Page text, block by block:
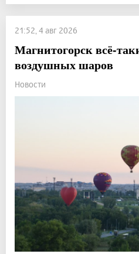
21:52, 4 авг 2026
Магнитогорск всё-
воздушных шаров
Новости